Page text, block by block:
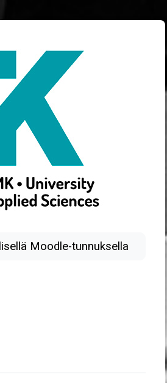
Kirjaudu
Moodle-tunnuksella